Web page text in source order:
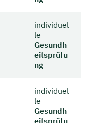
individuel
le
Gesundh
eitsprüfu
ng
individuel
le
Gesundh
eitsprüfu